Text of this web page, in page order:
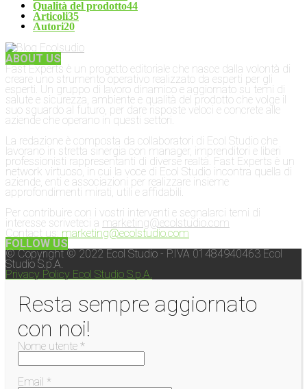
Qualità del prodotto44
Articoli35
Autori20
ABOUT US
Fast Experts è un progetto editoriale che nasce dalla volontà di
creare uno strumento operativo realizzato da esperti per gli
esperti. Un gruppo di lavoro dinamico e aggiornato su temi di
salute e sicurezza, ambiente e qualità del prodotto che volge il
suo sguardo al futuro, per dare risposte veloci e concrete alle
aziende che operano in questi settori.
La redazione è composta da collaboratori di Ecol Studio che
lavorano in stretta sinergia con manager, imprenditori e liberi
professionisti rappresentanti di diverse realtà. Fast Experts è un
network virtuoso, in cui la voce di Ecol Studio incontra quella di
aziende, enti e associazioni per realizzare insieme
approfondimenti mirati, utili e affidabili.
Per contribuire con i vostri interventi e segnalarci temi di
interesse scriveteci a marketing@ecolstudio.com
Contact us: marketing@ecolstudio.com
FOLLOW US
© Copyright © 2022 Ecol Studio - P.IVA 01484940463 Ecol
Studio S.p.A.
Privacy Policy Ecol Studio S.p.A.
Resta sempre aggiornato
con noi!
Nome utente *
Email *